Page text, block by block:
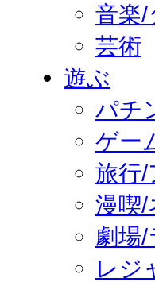
音楽/
芸術
遊ぶ
パチ
ゲー
旅行/
漫喫/
劇場
レジ